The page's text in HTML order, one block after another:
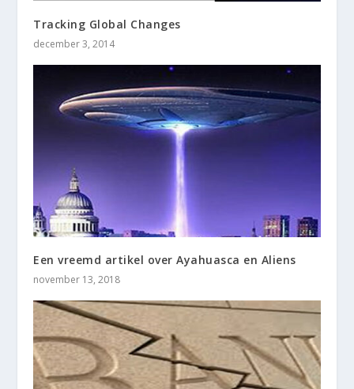
Tracking Global Changes
december 3, 2014
Een vreemd artikel over Ayahuasca en Aliens
november 13, 2018